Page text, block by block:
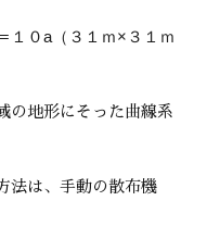
１０a（３１ｍ×３１ｍ
の地形にそった曲線系
法は、手動の散布機